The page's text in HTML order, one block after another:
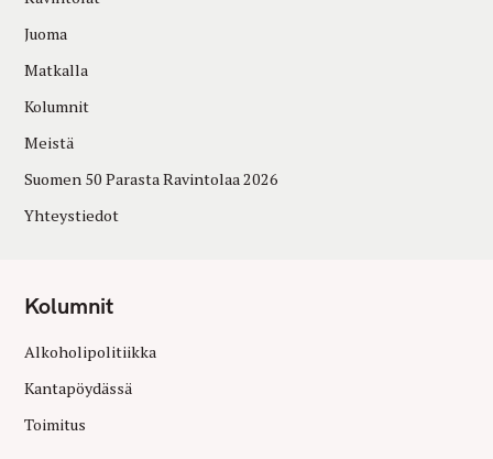
Juoma
Matkalla
Kolumnit
Meistä
Suomen 50 Parasta Ravintolaa 2026
Yhteystiedot
Kolumnit
Alkoholipolitiikka
Kantapöydässä
Toimitus